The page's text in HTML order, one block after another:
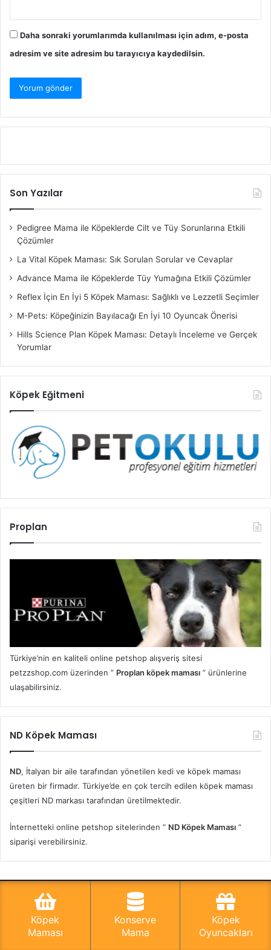
Daha sonraki yorumlarımda kullanılması için adım, e-posta
adresim ve site adresim bu tarayıcıya kaydedilsin.
Son Yazılar
Pedigree Mama ile Köpeklerde Cilt ve Tüy Sorunlarına Etkili
Çözümler
La Vital Köpek Maması: Sık Sorulan Sorular ve Cevaplar
Advance Mama ile Köpeklerde Tüy Yumağına Etkili Çözümler
Reflex İçin En İyi 5 Köpek Maması: Sağlıklı ve Lezzetli Seçimler
M-Pets: Köpeğinizin Bayılacağı En İyi 10 Oyuncak Önerisi
Hills Science Plan Köpek Maması: Detaylı İnceleme ve Gerçek
Yorumlar
Köpek Eğitmeni
Proplan
Türkiye’nin en kaliteli online petshop alışveriş sitesi
petzzshop.com üzerinden ” Proplan köpek maması ” ürünlerine
ulaşabilirsiniz.
ND Köpek Maması
ND, İtalyan bir aile tarafından yönetilen kedi ve köpek maması
üreten bir firmadır. Türkiye’de en çok tercih edilen köpek maması
çeşitleri ND markası tarafından üretilmektedir.
İnternetteki online petshop sitelerinden ” ND Köpek Maması ”
siparişi verebilirsiniz.
© Telif Hakkı 2026, Tüm Hakları Saklıdır |
Köpeklerin Dünyası
Hakkında En Kapsamlı İçerikler
Köpekgiller familyasına mensup, görünüş ve büyüklükleri farklı
Köpek
Maması
Konserve
Mama
Köpek
Oyuncakları